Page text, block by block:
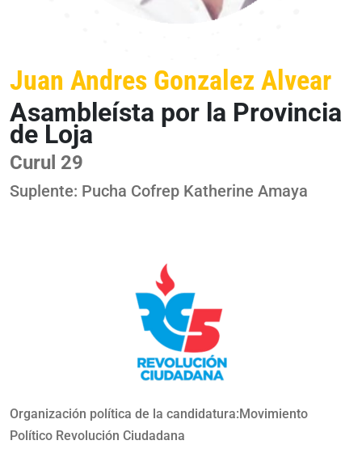
Juan Andres Gonzalez Alvear
Asambleísta por la Provincia
de Loja
Curul 29
Suplente: Pucha Cofrep Katherine Amaya
Organización política de la candidatura:Movimiento
Político Revolución Ciudadana